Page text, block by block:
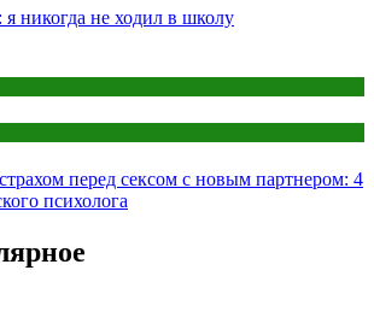
я никогда не ходил в школу
перед сексом с новым партнером: 4
психолога